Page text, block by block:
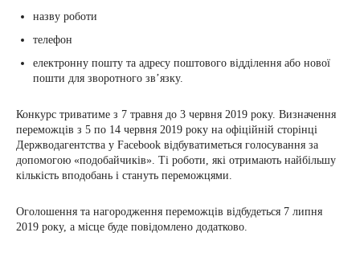
назву роботи
телефон
електронну пошту та адресу поштового відділення або нової
пошти для зворотного зв’язку.
Конкурс триватиме з 7 травня до 3 червня 2019 року. Визначення
переможців з 5 по 14 червня 2019 року на офіційній сторінці
Держводагентства у Facebook відбуватиметься голосування за
допомогою «подобайчиків». Ті роботи, які отримають найбільшу
кількість вподобань і стануть переможцями.
Оголошення та нагородження переможців відбудеться 7 липня
2019 року, а місце буде повідомлено додатково.